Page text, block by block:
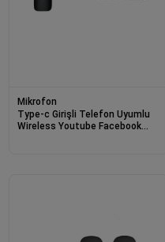
Mikrofon
Type-c Girişli Telefon Uyumlu
Wireless Youtube Facebook